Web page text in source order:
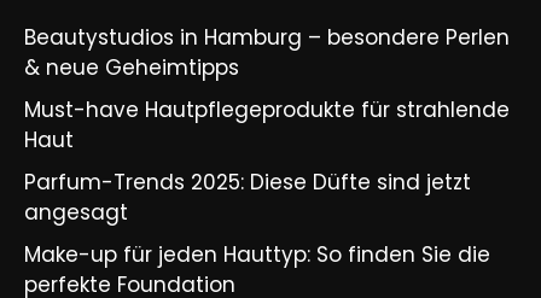
Beautystudios in Hamburg – besondere Perlen
& neue Geheimtipps
Must-have Hautpflegeprodukte für strahlende
Haut
Parfum-Trends 2025: Diese Düfte sind jetzt
angesagt
Make-up für jeden Hauttyp: So finden Sie die
perfekte Foundation